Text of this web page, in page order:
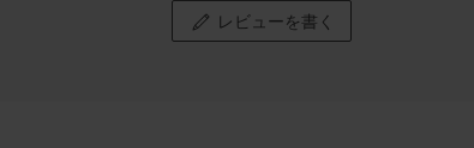
レビューを書く